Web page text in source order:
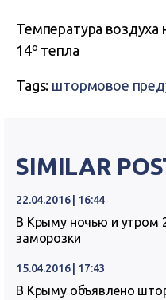
Температура воздуха
14º тепла
Tags: штормовое
SIMILAR
22.04.2016 | 16:44
В Крыму ночью и утром
заморозки
15.04.2016 | 17:43
В Крыму объявлено